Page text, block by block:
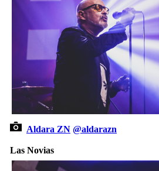
Aldara ZN @aldarazn
Las Novias